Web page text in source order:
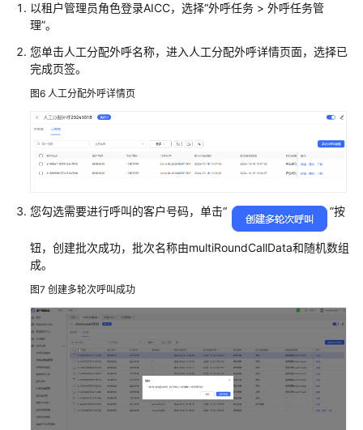
考
常
见
题
通
用
考
责
任
担
云
服
务
等
级
协
以租户管理员角色登录AICC，选择“外呼任务 > 外呼任务管
理”。
您单击人工分配外呼名称，进入人工分配外呼详情页面，选择已
完成页签。
图6 人工分配外呼详情页
您勾选需要进行呼叫的客户号码，单击“ ”按
钮，创建批次成功，批次名称由multiRoundCallData和随机数组
成。
图7 创建多轮次呼叫成功